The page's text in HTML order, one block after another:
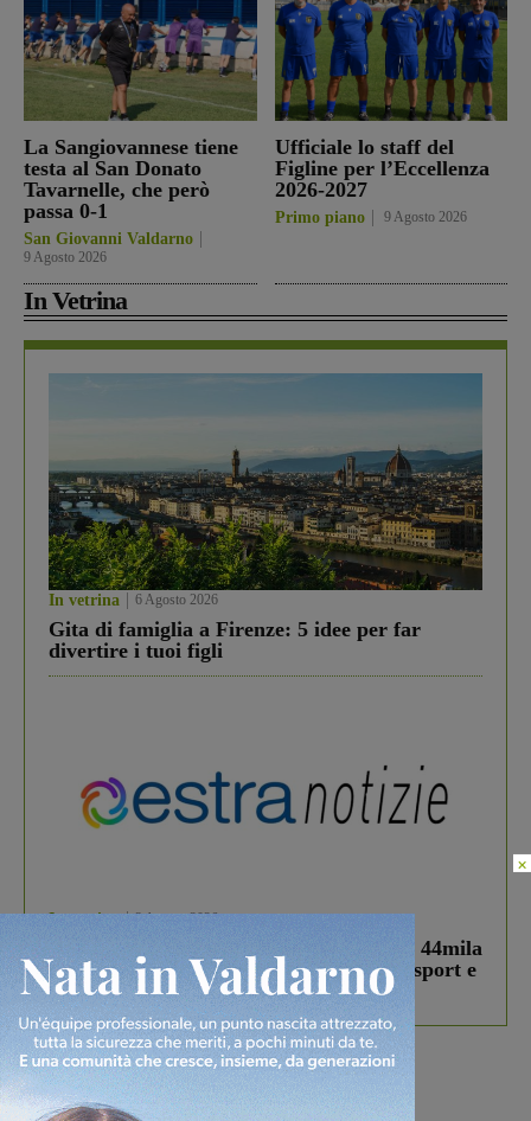
La Sangiovannese tiene
testa al San Donato
Tavarnelle, che però
passa 0-1
San Giovanni Valdarno
9 Agosto 2026
Ufficiale lo staff del
Figline per l’Eccellenza
2026-2027
Primo piano 9 Agosto 2026
In Vetrina
In vetrina 6 Agosto 2026
Gita di famiglia a Firenze: 5 idee per far
divertire i tuoi figli
In vetrina 3 Agosto 2026
Estra Notizie agosto: Smart Cities, oltre 44mila
studenti coinvolti, torna il bando per lo sport e
debutta il podcast Estrair
×